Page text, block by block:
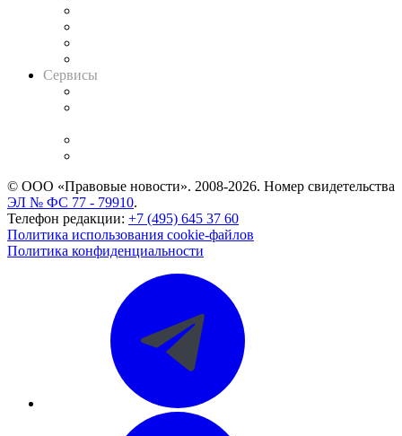
Сервисы
© ООО «Правовые новости». 2008-2026. Номер свидетельства
ЭЛ № ФС 77 - 79910.
Телефон редакции: +7 (495) 645 37 60
Политика использования cookie-файлов
Политика конфиденциальности